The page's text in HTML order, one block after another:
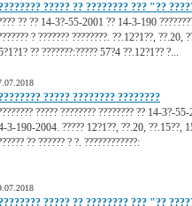
????? ?? ???????? ??? "??
?? ?? 14-3?-55-2001 ?? 14-3-190
? ??????? ????????. ??.12?1??, ??.20,
?? ???????:????? 57?4 ??.12?1?? ?...
????? ???????? ????????
????? ???????? ???????? ?? 14-3?-
3-190-2004. ????? 12?1??, ??.20, ??.15??,
?? ?????? ? ?. ????????????:
????? ?? ???????? ??? "??